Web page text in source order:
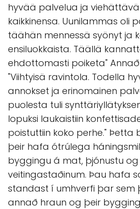
hyvää palvelua ja
kaikkinensa. Uunilammas oli
täähän mennessä syönyt ja
ensiluokkaista. Täällä
ehdottomasti poiketa"
"Viihtyisä ravintola. Todella
annokset ja erinomainen
puolesta tuli
lopuksi laukaistiin
poistuttiin koko perhe." Þetta
þeir hafa ótrúlega
byggingu á mat, þjónustu
veitingastaðinum. Þau hafa
standast í umhverfi þar sem
annað hraun og þeir